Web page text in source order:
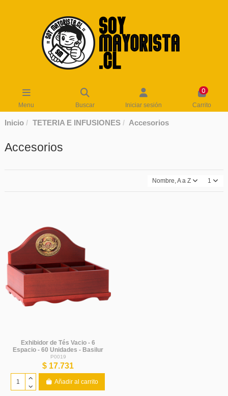
Menu Buscar Iniciar sesión
0
Carrito
Inicio TETERIA E INFUSIONES Accesorios
Accesorios
Nombre, A a Z 1
Exhibidor de Tés Vacio - 6
Espacio - 60 Unidades - Basilur
P0019
$ 17.731
Añadir al carrito